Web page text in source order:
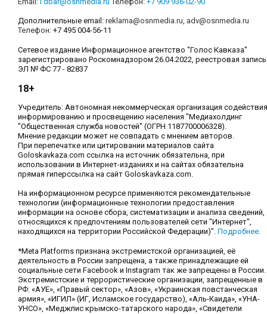
Дополнительные email: reklama@osnmedia.ru, adv@osnmedia.ru
Телефон: +7 495 004-56-11
Сетевое издание Информационное агентство "Голос Кавказа"
зарегистрировано Роскомнадзором 26.04.2022, реестровая запись
ЭЛ № ФС 77 - 82837
18+
Учредитель: Автономная некоммерческая организация содействия
информированию и просвещению населения "Медиахолдинг
"Общественная служба новостей" (ОГРН 1187700006328).
Мнение редакции может не совпадать с мнением авторов.
При перепечатке или цитировании материалов сайта
Goloskavkaza.com ссылка на источник обязательна, при
использовании в Интернет-изданиях и на сайтах обязательна
прямая гиперссылка на сайт Goloskavkaza.com.
На информационном ресурсе применяются рекомендательные
технологии (информационные технологии предоставления
информации на основе сбора, систематизации и анализа сведений,
относящихся к предпочтениям пользователей сети "Интернет",
находящихся на территории Российской Федерации)". Подробнее.
*Meta Platforms признана экстремистской организацией, её
деятельность в России запрещена, а также принадлежащие ей
социальные сети Facebook и Instagram так же запрещены в России.
Экстремистские и террористические организации, запрещенные в
РФ: «АУЕ», «Правый сектор», «Азов», «Украинская повстанческая
армия», «ИГИЛ» (ИГ, Исламское государство), «Аль-Каида», «УНА-
УНСО», «Меджлис крымско-татарского народа», «Свидетели